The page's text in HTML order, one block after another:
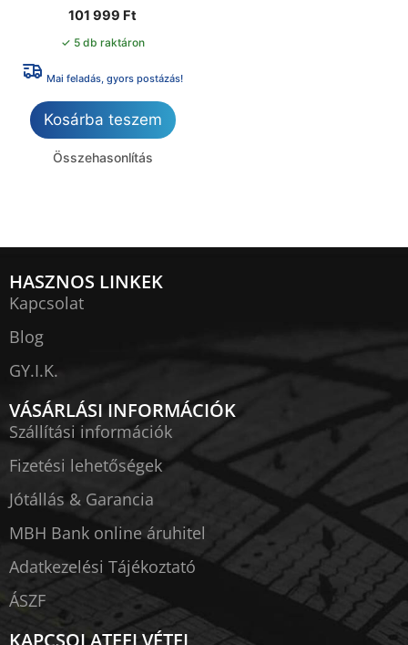
101 999 Ft
✓ 5 db raktáron
Mai feladás, gyors postázás!
Kosárba teszem
Összehasonlítás
HASZNOS LINKEK
Kapcsolat
Blog
GY.I.K.
VÁSÁRLÁSI INFORMÁCIÓK
Szállítási információk
Fizetési lehetőségek
Jótállás & Garancia
MBH Bank online áruhitel
Adatkezelési Tájékoztató
ÁSZF
KAPCSOLATFELVÉTEL